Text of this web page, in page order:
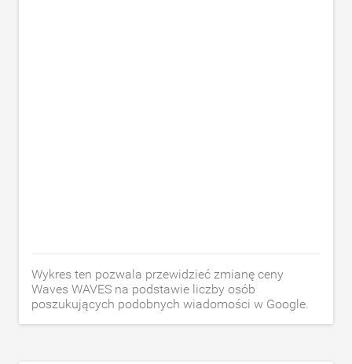
Wykres ten pozwala przewidzieć zmianę ceny
Waves WAVES na podstawie liczby osób
poszukujących podobnych wiadomości w Google.